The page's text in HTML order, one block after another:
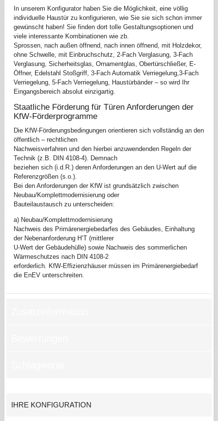
In unserem Konfigurator haben Sie die Möglichkeit, eine völlig
individuelle Haustür zu konfigurieren, wie Sie sie sich schon immer
gewünscht haben! Sie finden dort tolle Gestaltungsoptionen und
viele interessante Kombinationen wie zb.
Sprossen, nach außen öffnend, nach innen öffnend, mit Holzdekor,
ohne Schwelle, mit Einbruchschutz, 2-Fach Verglasung, 3-Fach
Verglasung, Sicherheitsglas, Ornamentglas, Obertürschließer, E-
Öffner, Edelstahl Stoßgriff, 3-Fach Automatik Verriegelung,3-Fach
Verriegelung, 5-Fach Verriegelung, Haustürbänder – so wird Ihr
Eingangsbereich absolut einzigartig.
Staatliche Förderung für Türen Anforderungen der
KfW-Förderprogramme
Die KfW-Förderungsbedingungen orientieren sich vollständig an den
öffentlich – rechtlichen
Nachweisverfahren und den hierbei anzuwendenden Regeln der
Technik (z.B. DIN 4108-4). Demnach
beziehen sich (i.d.R.) deren Anforderungen an den U-Wert auf die
Referenzgrößen (s.o.).
Bei den Anforderungen der KfW ist grundsätzlich zwischen
Neubau/Komplettmodernisierung oder
Bauteilaustausch zu unterscheiden:
a) Neubau/Komplettmodernisierung
Nachweis des Primärenergiebedarfes des Gebäudes, Einhaltung
der Nebenanforderung H’T (mittlerer
U-Wert der Gebäudehülle) sowie Nachweis des sommerlichen
Wärmeschutzes nach DIN 4108-2
erforderlich. KfW-Effizienzhäuser müssen im Primärenergiebedarf
die EnEV unterschreiten.
IHRE KONFIGURATION